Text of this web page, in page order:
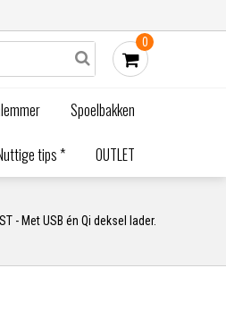
0
Spoelbakken
tips * OUTLET
- Met USB én Qi deksel lader.